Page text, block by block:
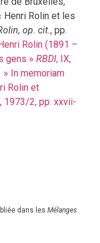
Henri Rolin et les
op. cit., pp.
Rolin (1891 –
gens » RBDI, IX,
In memoriam
Rolin et
1973/2, pp. xxvii-
dans les Mélanges